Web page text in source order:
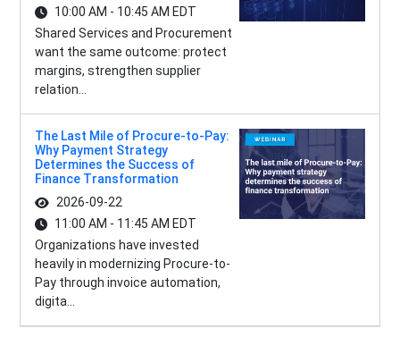
10:00 AM - 10:45 AM EDT
Shared Services and Procurement
want the same outcome: protect
margins, strengthen supplier
relation...
The Last Mile of Procure-to-Pay:
Why Payment Strategy
Determines the Success of
Finance Transformation
2026-09-22
11:00 AM - 11:45 AM EDT
Organizations have invested
heavily in modernizing Procure-to-
Pay through invoice automation,
digita...